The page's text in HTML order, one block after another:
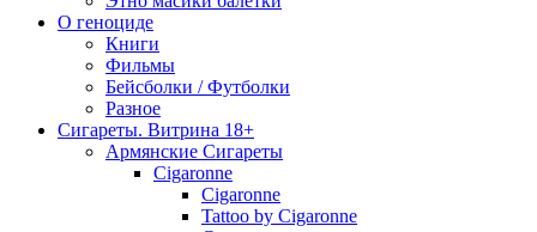
О геноциде
Книги
Фильмы
Бейсболки / Футболки
Разное
Сигареты. Витрина 18+
Армянские Сигареты
Cigaronne
Cigaronne
Tattoo by Cigaronne